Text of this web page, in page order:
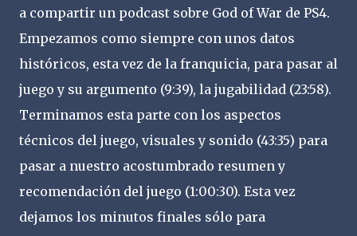
a compartir un podcast sobre God of War de PS4.
Empezamos como siempre con unos datos
históricos, esta vez de la franquicia, para pasar al
juego y su argumento (9:39), la jugabilidad (23:58).
Terminamos esta parte con los aspectos
técnicos del juego, visuales y sonido (43:35) para
pasar a nuestro acostumbrado resumen y
recomendación del juego (1:00:30). Esta vez
dejamos los minutos finales sólo para